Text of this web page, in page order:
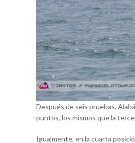
Después de seis pruebas,
puntos, los mismos que la
Igualmente, en la cuarta